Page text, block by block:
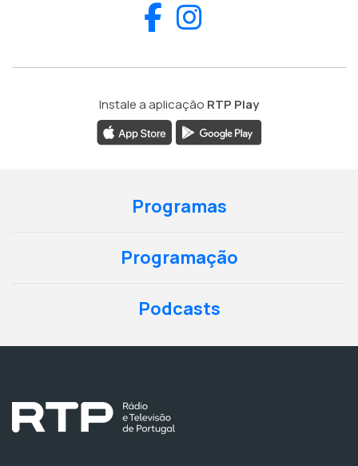
Facebook
Instale a aplicação RTP Play
Programas
Programação
Podcasts